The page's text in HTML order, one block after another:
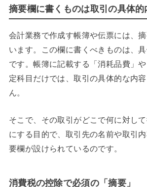
摘要欄に書くものは取引の具体的
会計業務で作成す帳簿や伝票には、
います。この欄に書くべきものは、
です。帳簿に記載する「消耗品費」
定科目だけでは、取引の具体的な内
ん。
そこで、その取引がどこで何に対し
にする目的で、取引先の名前や取引
要欄が設けられているのです。
消費税の控除で必須の「摘要」